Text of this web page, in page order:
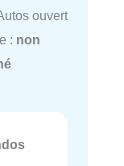
ouvert
: non